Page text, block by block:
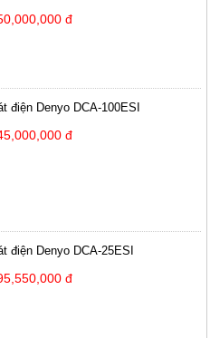
đ
điện Denyo DCA-100ESI
đ
điện Denyo DCA-25ESI
đ